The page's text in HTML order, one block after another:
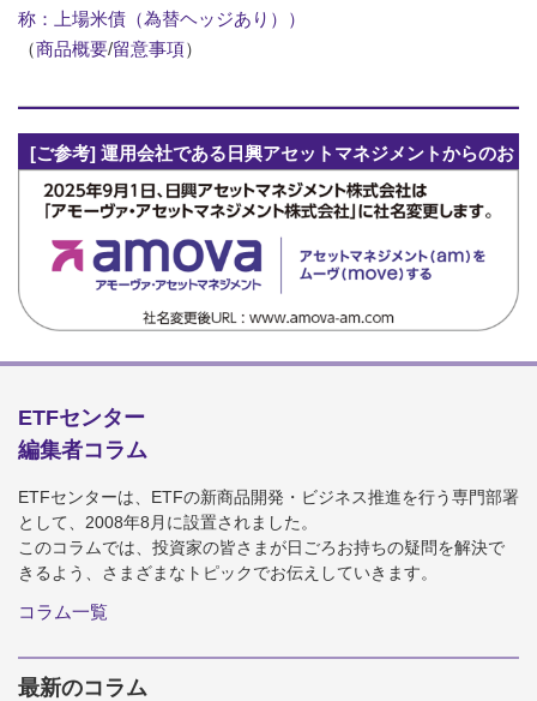
称：上場米債（為替ヘッジあり））
（商品概要/留意事項）
[ご参考] 運用会社である日興アセットマネジメントからのお
知らせ
ETFセンター
編集者コラム
ETFセンターは、ETFの新商品開発・ビジネス推進を行う専門部署
として、2008年8月に設置されました。
このコラムでは、投資家の皆さまが日ごろお持ちの疑問を解決で
きるよう、さまざまなトピックでお伝えしていきます。
コラム一覧
最新のコラム